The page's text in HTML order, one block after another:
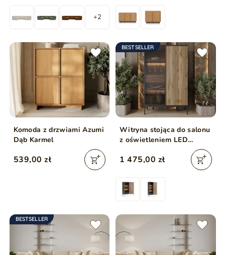
+2
Komoda z drzwiami Azumi
Dąb Karmel
539,00 zł
BESTSELLER
Witryna stojąca do salonu
z oświetleniem LED
wysoka Deo Dąb Wotan
1 475,00 zł
BESTSELLER